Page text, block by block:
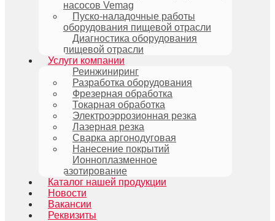
насосов Vemag
Пуско-наладочные работы
оборудования пищевой отрасли
Диагностика оборудования
пищевой отрасли
Услуги компании
Реинжиниринг
Разработка оборудования
Фрезерная обработка
Токарная обработка
Электроэррозионная резка
Лазерная резка
Сварка аргонодуговая
Нанесение покрытий
Ионноплазменное
азотирование
Каталог нашей продукции
Новости
Вакансии
Реквизиты